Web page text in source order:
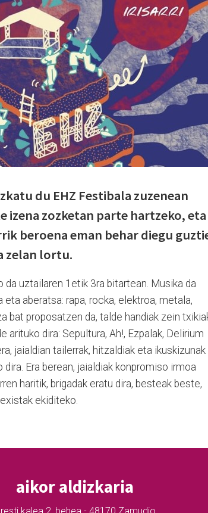
du EHZ Festibala zuzenean
izena zozketan parte hartzeko, eta
beroena eman behar diegu
zelan lortu.
uztailaren 1etik 3ra bitartean. Musika da
aberatsa: rapa, rocka, elektroa, metala,
bat proposatzen da, talde handiak zein
dira: Sepultura, Ah!, Ezpalak, Delirium
jaialdian tailerrak, hitzaldiak eta ikuskizunak
Era berean, jaialdiak konpromiso irmoa
haritik, brigadak eratu dira, besteak beste,
ekiditeko.
aikor aldizkaria
kalea 2, behea - 48170 Zamudio